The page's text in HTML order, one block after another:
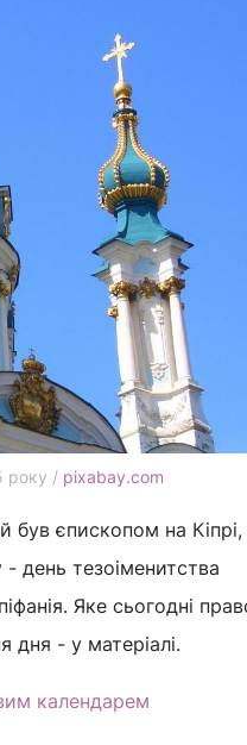
року / pixabay.com
був єпископом на Кіпрі,
день тезоіменитства
Яке сьогодні
- у матеріалі.
календарем